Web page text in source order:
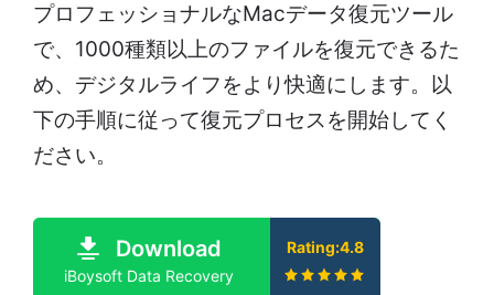
プロフェッショナルなMacデータ復元ツール
で、1000種類以上のファイルを復元できるた
め、デジタルライフをより快適にします。以
下の手順に従って復元プロセスを開始してく
ださい。
Download
iBoysoft Data Recovery
Rating:4.8